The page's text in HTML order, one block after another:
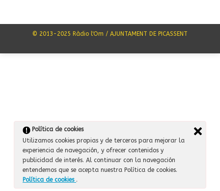
© 2013-2025 Ràdio l'Om / AJUNTAMENT DE PICASSENT
Política de cookies
Utilizamos cookies propias y de terceros para mejorar la
experiencia de navegación, y ofrecer contenidos y
publicidad de interés. Al continuar con la navegación
entendemos que se acepta nuestra Política de cookies.
Política de cookies .